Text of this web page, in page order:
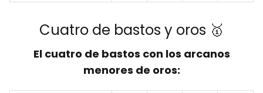
Cuatro de bastos y oros 🥇
El cuatro de bastos con los arcanos
menores de oros: